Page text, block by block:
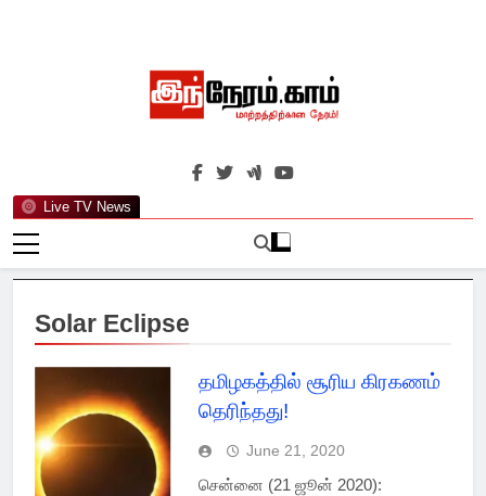
Live TV News
இந்நேரம்.காம்
செய்திகளுக்கு அப்பால்…
Solar Eclipse
தமிழகத்தில் சூரிய கிரகணம்
தெரிந்தது!
June 21, 2020
சென்னை (21 ஜூன் 2020):